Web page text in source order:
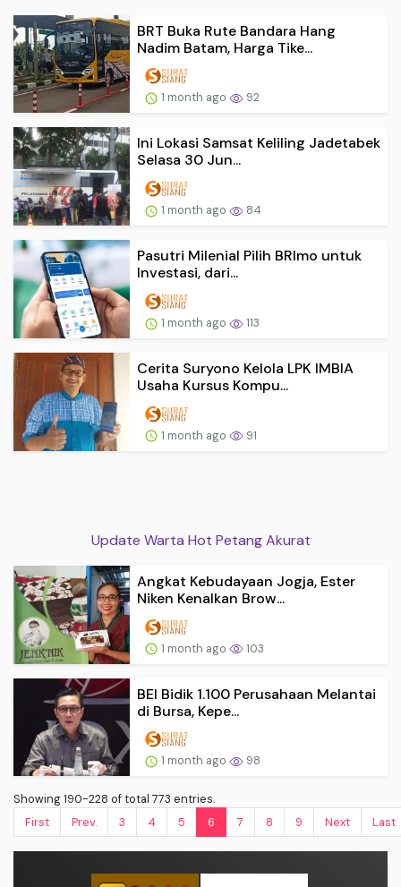
BRT Buka Rute Bandara Hang
Nadim Batam, Harga Tike...
1 month ago 92
Ini Lokasi Samsat Keliling Jadetabek
Selasa 30 Jun...
1 month ago 84
Pasutri Milenial Pilih BRImo untuk
Investasi, dari...
1 month ago 113
Cerita Suryono Kelola LPK IMBIA
Usaha Kursus Kompu...
1 month ago 91
Update Warta Hot Petang Akurat
Angkat Kebudayaan Jogja, Ester
Niken Kenalkan Brow...
1 month ago 103
BEI Bidik 1.100 Perusahaan Melantai
di Bursa, Kepe...
1 month ago 98
Showing 190-228 of total 773 entries.
First
Prev. 3 4 5 6 7 8 9 Next Last